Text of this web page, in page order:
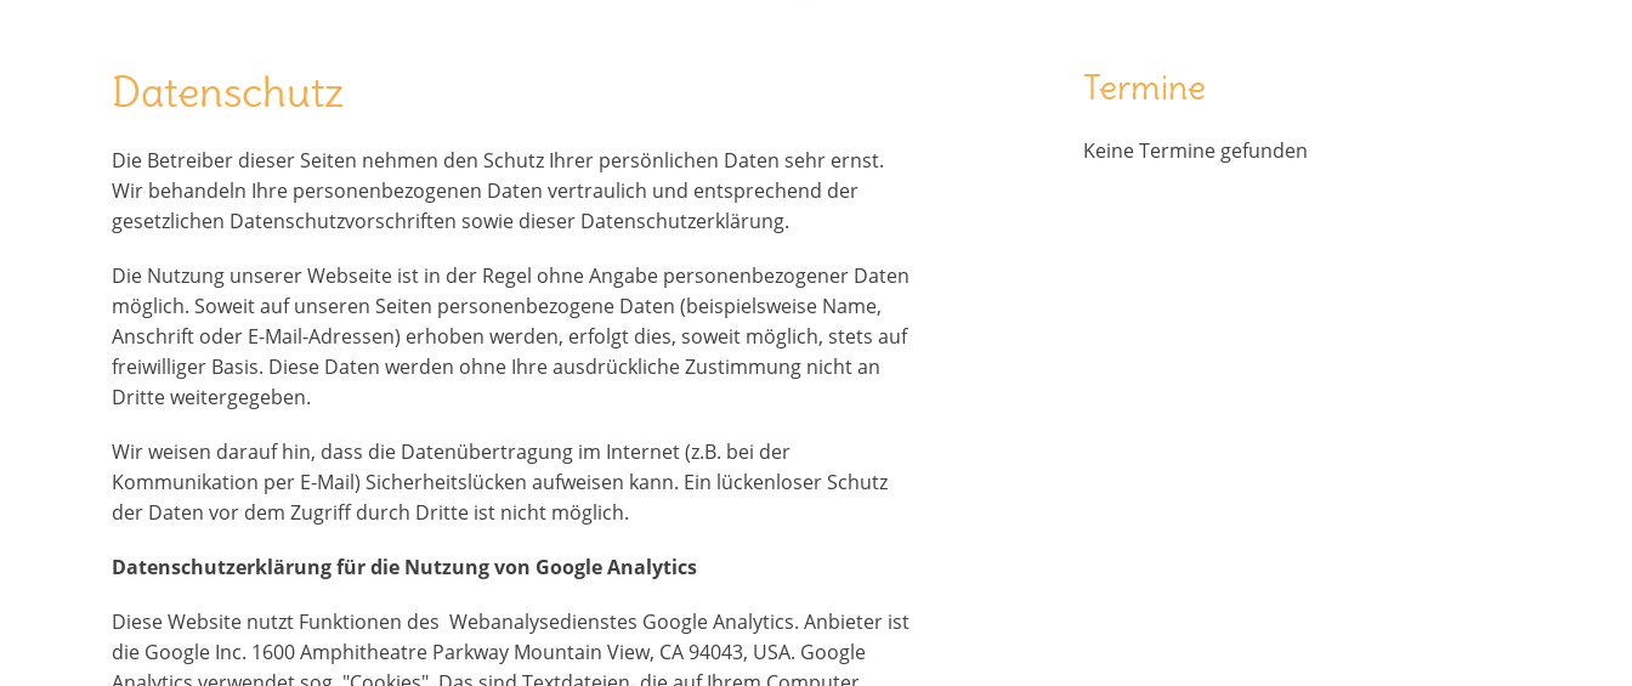
Datenschutz
Die Betreiber dieser Seiten nehmen den Schutz Ihrer persönlichen Daten sehr ernst.
Wir behandeln Ihre personenbezogenen Daten vertraulich und entsprechend der
gesetzlichen Datenschutzvorschriften sowie dieser Datenschutzerklärung.
Die Nutzung unserer Webseite ist in der Regel ohne Angabe personenbezogener Daten
möglich. Soweit auf unseren Seiten personenbezogene Daten (beispielsweise Name,
Anschrift oder E-Mail-Adressen) erhoben werden, erfolgt dies, soweit möglich, stets auf
freiwilliger Basis. Diese Daten werden ohne Ihre ausdrückliche Zustimmung nicht an
Dritte weitergegeben.
Wir weisen darauf hin, dass die Datenübertragung im Internet (z.B. bei der
Kommunikation per E-Mail) Sicherheitslücken aufweisen kann. Ein lückenloser Schutz
der Daten vor dem Zugriff durch Dritte ist nicht möglich.
Datenschutzerklärung für die Nutzung von Google Analytics
Diese Website nutzt Funktionen des Webanalysedienstes Google Analytics. Anbieter ist
die Google Inc. 1600 Amphitheatre Parkway Mountain View, CA 94043, USA. Google
Termine
Keine Termine gefunden